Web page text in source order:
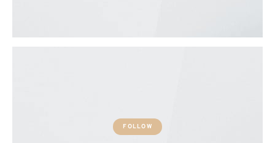
FOLLOW